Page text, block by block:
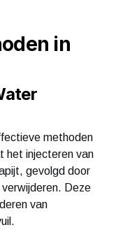
in
methoden
het injecteren van
gevolgd door
Deze
van